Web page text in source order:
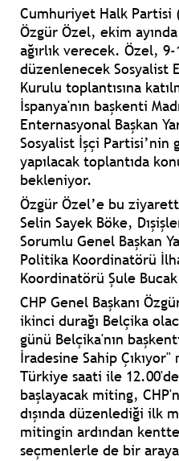
Cumhuriyet Halk Partisi
Özgür Özel, ekim
ağırlık verecek. Özel,
düzenlenecek Sosyalist
Kurulu toplantısına
İspanya'nın başkenti
Enternasyonal Başkan
Sosyalist İşçi Partisi’nin
yapılacak toplantıda
bekleniyor.
Özgür Özel’e bu
Selin Sayek Böke,
Sorumlu Genel Başkan
Politika Koordinatörü
Koordinatörü Şule
CHP Genel Başkanı
ikinci durağı Belçika
günü Belçika'nın
İradesine Sahip
Türkiye saati ile
başlayacak miting,
dışında düzenlediği ilk
mitingin ardından
seçmenlerle de bir